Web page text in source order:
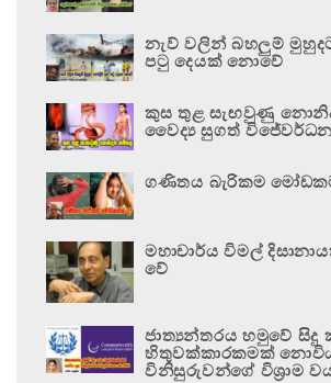
නැව් වලින් බහලුම්
පටු දෙයක් නොවේ
කුස තුළ සැඟවුණු
වෛද්‍ය සුගත් විජේවර්ධන
ගණිතය බැරිකම
මහාචාර්ය විමල්
වේ
ජාත්‍යන්තරය හමුවේ සිදු
හිතුවක්කාරකමක්
විනිසුරුවන්ගේ විශ්‍රාම